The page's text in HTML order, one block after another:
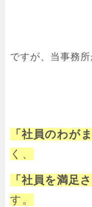
ですが、当事務
「社員のわが
く、
「社員を満足
す。